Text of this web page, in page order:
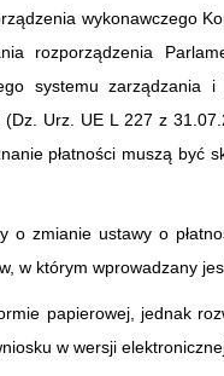
wykonawczego
rozporządzenia
systemu zarządzania
Urz. UE L 227 z
płatności muszą być
o zmianie ustawy o
w którym wprowadzany
papierowej, jednak
w wersji